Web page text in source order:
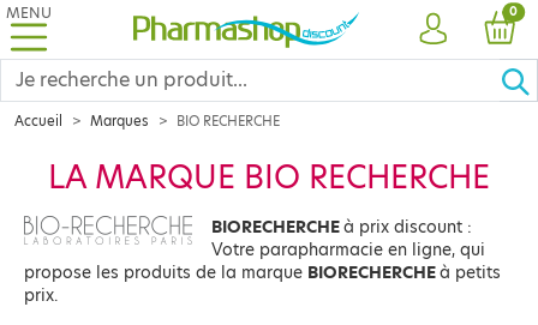
MENU
COMPTE
0
Accueil Marques BIO RECHERCHE
LA MARQUE BIO RECHERCHE
BIORECHERCHEà prix discount :
Votre parapharmacie en ligne, qui
propose les produits de la marque BIORECHERCHEà petits
prix.